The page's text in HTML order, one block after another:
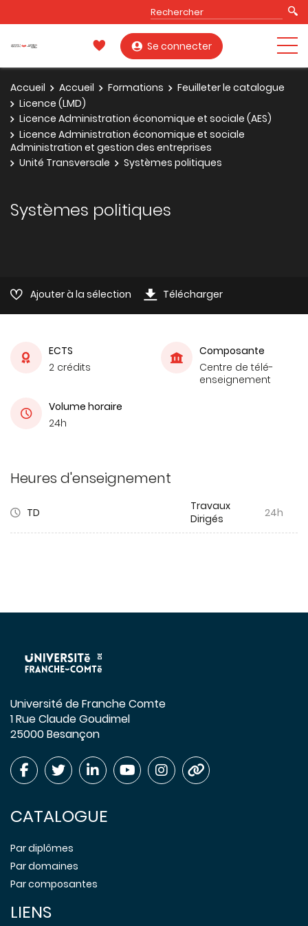
Se connecter
Accueil Accueil Formations
Feuilleter le catalogue
Licence (LMD)
Licence Administration économique et sociale (AES)
Licence Administration économique et sociale
Administration et gestion des entreprises
Unité Transversale
Systèmes politiques
Systèmes politiques
Ajouter à la sélection Télécharger
ECTS
2 crédits
Composante
Centre de télé-
enseignement
Volume horaire
24h
Heures d'enseignement
TD
Travaux
Dirigés
24h
Université de Franche Comte
1 Rue Claude Goudimel
25000 Besançon
CATALOGUE
Par diplômes
Par domaines
Par composantes
LIENS